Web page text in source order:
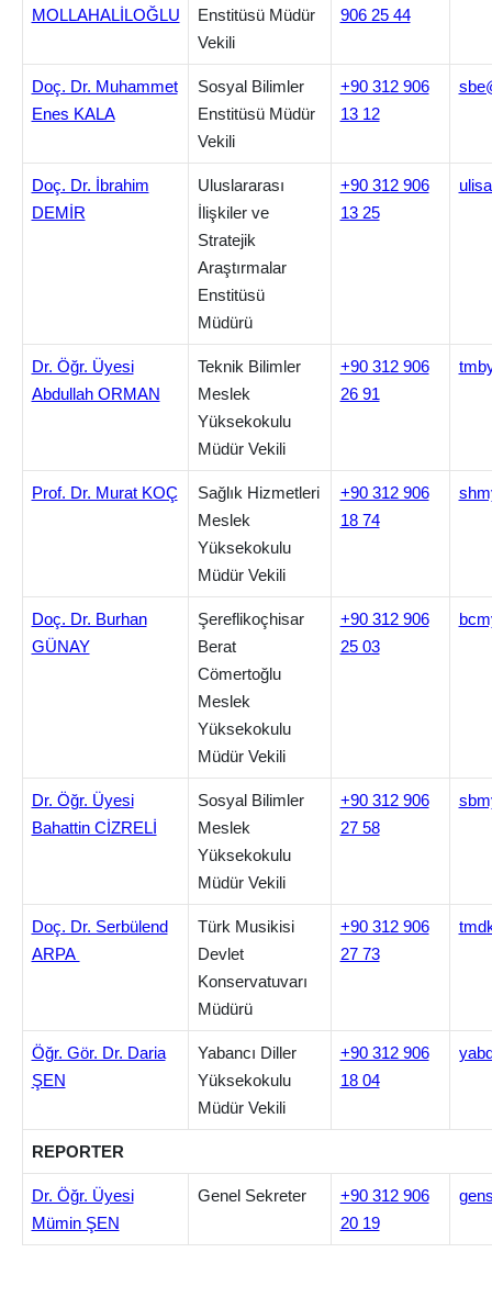
MOLLAHALİLOĞLU
Enstitüsü Müdür
Vekili
906 25 44
Doç. Dr. Muhammet
Enes KALA
Sosyal Bilimler
Enstitüsü Müdür
Vekili
+90 312 906
13 12
Doç. Dr. İbrahim
DEMİR
Uluslararası
İlişkiler ve
Stratejik
Araştırmalar
Enstitüsü
Müdürü
+90 312 906
13 25
Dr. Öğr. Üyesi
Abdullah ORMAN
Teknik Bilimler
Meslek
Yüksekokulu
Müdür Vekili
+90 312 906
26 91
Prof. Dr. Murat KOÇ
Sağlık Hizmetleri
Meslek
Yüksekokulu
Müdür Vekili
+90 312 906
18 74
Doç. Dr. Burhan
GÜNAY
Şereflikoçhisar
Berat
Cömertoğlu
Meslek
Yüksekokulu
Müdür Vekili
+90 312 906
25 03
Dr. Öğr. Üyesi
Bahattin CİZRELİ
Sosyal Bilimler
Meslek
Yüksekokulu
Müdür Vekili
+90 312 906
27 58
Doç. Dr. Serbülend
ARPA
Türk Musikisi
Devlet
Konservatuvarı
Müdürü
+90 312 906
27 73
Öğr. Gör. Dr. Daria
ŞEN
Yabancı Diller
Yüksekokulu
Müdür Vekili
+90 312 906
18 04
REPORTER
Dr. Öğr. Üyesi
Mümin ŞEN
Genel Sekreter
+90 312 906
20 19